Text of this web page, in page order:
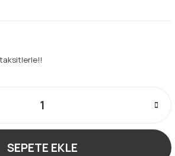
taksitlerle!!
SEPETE EKLE